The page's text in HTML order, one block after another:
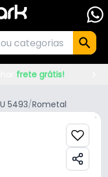
frete grátis!
5493/Rometal